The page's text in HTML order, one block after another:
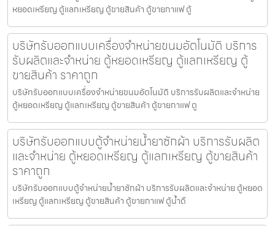
หยอดเหรียญ ตู้แลกเหรียญ ตู้ขายสินค้า ตู้ขายกาแฟ ตู้
บริษัทรับออกแบบเครื่องจำหน่ายขนม​อัตโนมัติ บริการ
รับผลิตและจำหน่าย ตู้หยอดเหรียญ ตู้แลกเหรียญ ตู้
ขายสินค้า ราคาถูก
บริษัทรับออกแบบเครื่องจำหน่ายขนม​อัตโนมัติ บริการรับผลิตและจำหน่าย
ตู้หยอดเหรียญ ตู้แลกเหรียญ ตู้ขายสินค้า ตู้ขายกาแฟ ตู
บริษัทรับออกแบบตู้จำหน่ายน้ำยาซักผ้า บริการรับผลิต
และจำหน่าย ตู้หยอดเหรียญ ตู้แลกเหรียญ ตู้ขายสินค้า
ราคาถูก
บริษัทรับออกแบบตู้จำหน่ายน้ำยาซักผ้า บริการรับผลิตและจำหน่าย ตู้หยอด
เหรียญ ตู้แลกเหรียญ ตู้ขายสินค้า ตู้ขายกาแฟ ตู้น้ำดื